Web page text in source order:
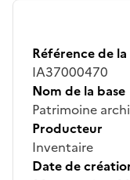
Référence de
IA37000470
Nom de la base
Patrimoine
Producteur
Inventaire
Date de